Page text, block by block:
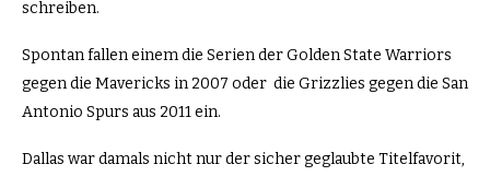
schreiben.
Spontan fallen einem die Serien der Golden State Warriors
gegen die Mavericks in 2007 oder die Grizzlies gegen die San
Antonio Spurs aus 2011 ein.
Dallas war damals nicht nur der sicher geglaubte Titelfavorit,